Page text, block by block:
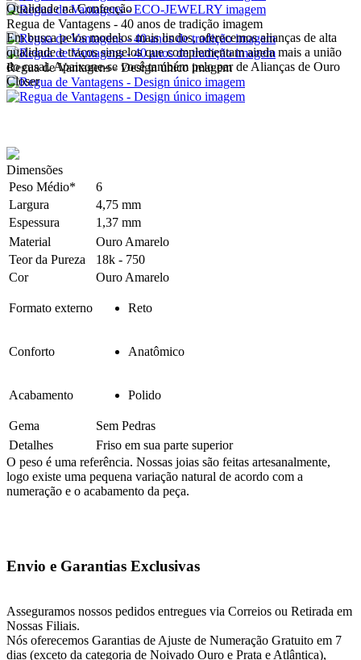
Regua de Vantagens - 40 anos de tradição imagem
Regua de Vantagens - Design único imagem
Qualidade na Confecção
Em busca pelos modelos mais lindos, oferecemos alianças de alta
qualidade e traços singelos que complementam ainda mais a união
do casal. Apaixone-se você também pelo par de Alianças de Ouro
Closer
Dimensões
Peso Médio*
6
Largura
4,75 mm
Espessura
1,37 mm
Material
Ouro Amarelo
Teor da Pureza
18k - 750
Cor
Ouro Amarelo
Formato externo Reto
Conforto Anatômico
Acabamento Polido
Gema
Sem Pedras
Detalhes
Friso em sua parte superior
O peso é uma referência. Nossas joias são feitas artesanalmente,
logo existe uma pequena variação natural de acordo com a
numeração e o acabamento da peça.
Envio e Garantias Exclusivas
Asseguramos nossos pedidos entregues via Correios ou Retirada em
Nossas Filiais.
Nós oferecemos Garantias de Ajuste de Numeração Gratuito em 7
dias (exceto da categoria de Noivado Ouro e Prata e Atlântica),